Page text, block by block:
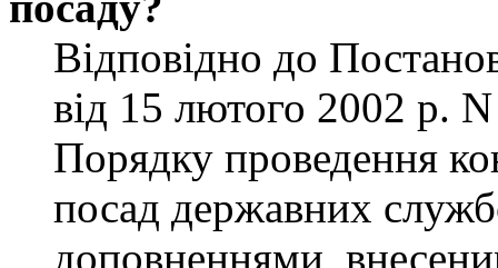
Відповідно до
від 15 лютого 2002 р.
Порядку проведення
посад державних
доповненнями,